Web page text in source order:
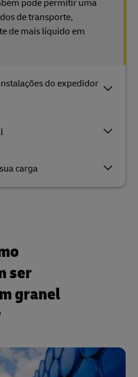
do expedidor
carga
pode permitir uma
de transporte,
de mais líquido em
ser
granel